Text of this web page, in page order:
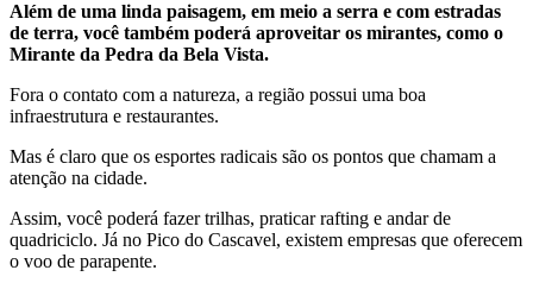
Além de uma linda paisagem, em meio a serra e com estradas
de terra, você também poderá aproveitar os mirantes, como o
Mirante da Pedra da Bela Vista.
Fora o contato com a natureza, a região possui uma boa
infraestrutura e restaurantes.
Mas é claro que os esportes radicais são os pontos que chamam a
atenção na cidade.
Assim, você poderá fazer trilhas, praticar rafting e andar de
quadriciclo. Já no Pico do Cascavel, existem empresas que oferecem
o voo de parapente.